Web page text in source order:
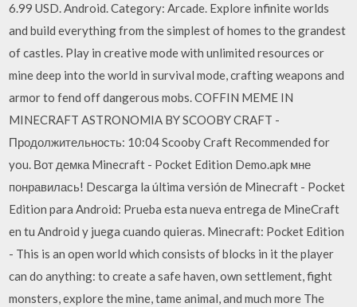
6.99 USD. Android. Category: Arcade. Explore infinite worlds
and build everything from the simplest of homes to the grandest
of castles. Play in creative mode with unlimited resources or
mine deep into the world in survival mode, crafting weapons and
armor to fend off dangerous mobs. COFFIN MEME IN
MINECRAFT ASTRONOMIA BY SCOOBY CRAFT -
Продолжительность: 10:04 Scooby Craft Recommended for
you. Вот демка Minecraft - Pocket Edition Demo.apk мне
понравилась! Descarga la última versión de Minecraft - Pocket
Edition para Android: Prueba esta nueva entrega de MineCraft
en tu Android y juega cuando quieras. Minecraft: Pocket Edition
- This is an open world which consists of blocks in it the player
can do anything: to create a safe haven, own settlement, fight
monsters, explore the mine, tame animal, and much more The